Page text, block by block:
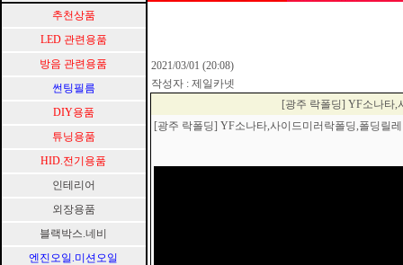
추천상품
LED 관련용품
방음 관련용품
썬팅필름
DIY용품
튜닝용품
HID.전기용품
인테리어
외장용품
블랙박스.네비
엔진오일.미션오일
2021/03/01 (20:08)
작성자 : 제일카넷
[광주 락폴딩] YF소나타,
[광주 락폴딩] YF소나타,사이드미러락폴딩,폴딩릴